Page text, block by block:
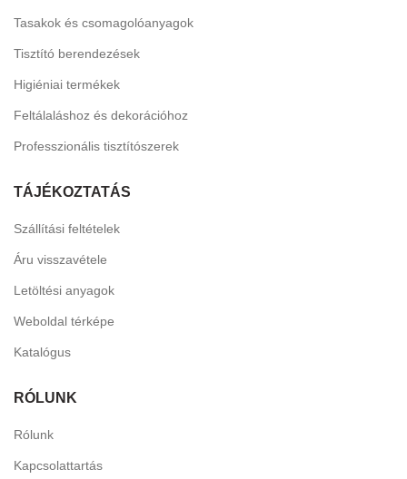
Tasakok és csomagolóanyagok
Tisztító berendezések
Higiéniai termékek
Feltálaláshoz és dekorációhoz
Professzionális tisztítószerek
TÁJÉKOZTATÁS
Szállítási feltételek
Áru visszavétele
Letöltési anyagok
Weboldal térképe
Katalógus
RÓLUNK
Rólunk
Kapcsolattartás